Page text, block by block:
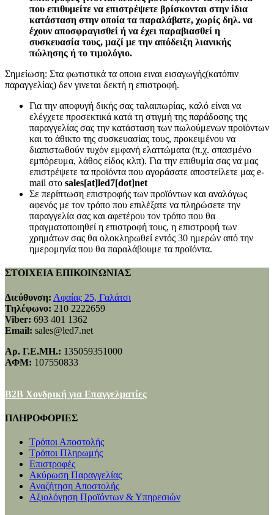
που επιθυμείτε να επιστρέψετε βρίσκονται στην ίδια
κατάσταση στην οποία τα παραλάβατε, χωρίς δηλ. να
έχουν αποσφραγισθεί ή να έχει παραβιασθεί η
συσκευασία τους, μαζί με την απόδειξη λιανικής
πώλησης ή το τιμολόγιο.
Σημείωση: Στα φωτιστικά τα οποια ειναι εισαγωγής(κατόπιν
παραγγελίας) δεν γινεται δεκτή η επιστροφή.
Για την αποφυγή δικής σας ταλαιπωρίας, καλό είναι να
ελέγχετε προσεκτικά κατά τη στιγμή της παράδοσης της
παραγγελίας σας την κατάσταση των πωλούμενων προϊόντων
και το άθικτο της συσκευασίας τους, προκειμένου να
διαπιστωθούν τυχόν εμφανή ελαττώματα (π.χ. σπασμένο
εμπόρευμα, λάθος είδος κλπ). Για την επιθυμία σας να μας
επιστρέψετε τα προϊόντα που αγοράσατε αποστείλετε μας e-
mail στο sales[at]led7[dot]net
Σε περίπτωση επιστροφής των προϊόντων και αναλόγως
αφενός με τον τρόπο που επιλέξατε να πληρώσετε την
παραγγελία σας και αφετέρου τον τρόπο που θα
πραγματοποιηθεί η επιστροφή τους, η επιστροφή των
χρημάτων σας θα ολοκληρωθεί εντός 30 ημερών από την
ημερομηνία που θα παραλάβουμε τα προϊόντα.
ΣΤΟΙΧΕΙΑ ΕΠΙΚΟΙΝΩΝΙΑΣ
Διεύθυνση: Αφαίας 25, Γαλάτσι
Τηλέφωνο: 210 2222659
Viber: 693 401 1362
Email: sales@led7.net
Αρ. Γ.Ε.ΜΗ.: 135059351000
ΑΦΜ: 107550833
B2B Χονδρική για Επαγγελματίες
ΠΛΗΡΟΦΟΡΙΕΣ
Τρόποι Αποστολής
Τρόποι Πληρωμής
Επιστροφές
Ακύρωση Παραγγελίας
Αναζήτηση Αποστολής
Αξιολόγηση Προϊόντων & Υπηρεσιών